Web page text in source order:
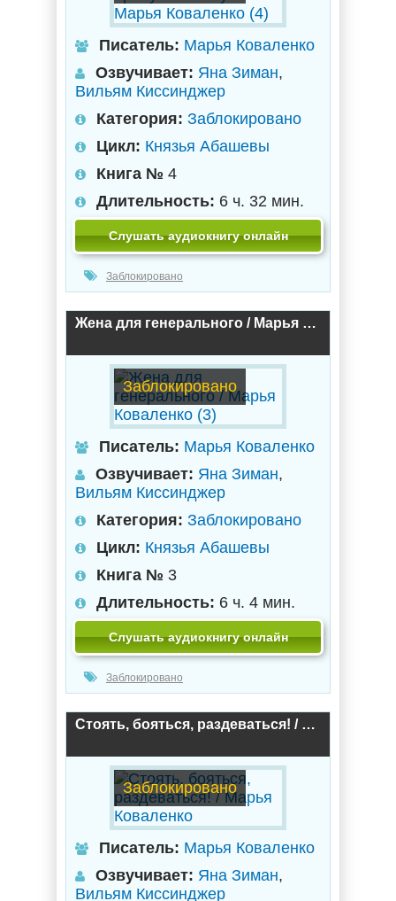
Писатель: Марья Коваленко
Озвучивает: Яна Зиман,
Вильям Киссинджер
Категория: Заблокировано
Цикл: Князья Абашевы
Книга № 4
Длительность: 6 ч. 32 мин.
Слушать аудиокнигу онлайн
Заблокировано
Жена для генерального / Марья Коваленко (3)
Заблокировано
Писатель: Марья Коваленко
Озвучивает: Яна Зиман,
Вильям Киссинджер
Категория: Заблокировано
Цикл: Князья Абашевы
Книга № 3
Длительность: 6 ч. 4 мин.
Слушать аудиокнигу онлайн
Заблокировано
Стоять, бояться, раздеваться! / Марья Коваленко
Заблокировано
Писатель: Марья Коваленко
Озвучивает: Яна Зиман,
Вильям Киссинджер